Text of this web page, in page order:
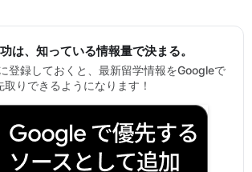
は、知っている情報量で決まる。
登録しておくと、最新留学情報をGoogleで
取りできるようになります！